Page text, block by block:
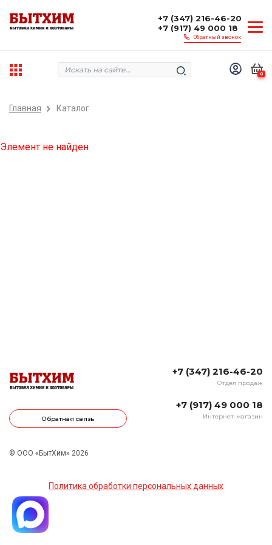
+7 (347) 216-46-20
+7 (917) 49 000 18
Обратный звонок
0
Главная Каталог
Элемент не найден
Обратная связь
+7 (347) 216-46-20
Отдел продаж
+7 (917) 49 000 18
Интернет-магазин
© ООО «БытХим» 2026
Политика обработки персональных данных